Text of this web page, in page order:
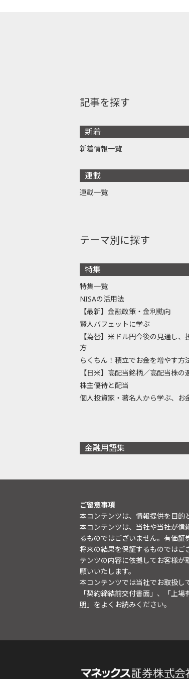
記事を探す
新着
新着情報一覧
連載
連載一覧
テーマ別に探す
特集
特集一覧
NISAの活用法
【最新】金融政策・金利動向
賢人バフェットに学ぶ
【為替】米ドル円今後の見通し、
方
らくちん！積立でお金を増やす方
【日米】高配当銘柄／高配当株の
株主優待と配当
個人投資家・著名人から学ぶ、お
金融用語集
ご留意事項
本コンテンツは、情報提供を目的
本コンテンツは、当社や当社が信
るものではございません。有価証
将来の結果を保証するものではご
テンツの内容に依拠してお客様
願いいたします。
本コンテンツでは当社でお取扱し
「契約締結前交付書面」、「上
明 」をよくお読みください。